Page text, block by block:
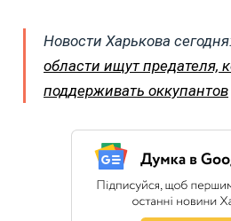
Новости Харькова
области ищут предателя,
поддерживать оккупантов